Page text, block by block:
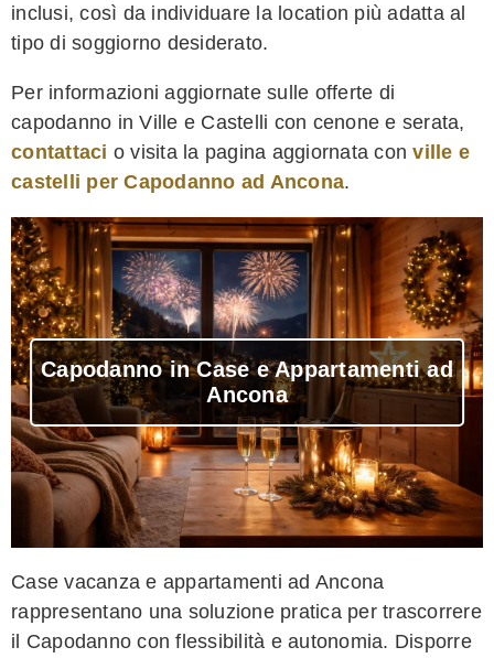
inclusi, così da individuare la location più adatta al
tipo di soggiorno desiderato.
Per informazioni aggiornate sulle offerte di
capodanno in Ville e Castelli con cenone e serata,
contattaci o visita la pagina aggiornata conville e
castelli per Capodanno ad Ancona.
Capodanno in Case e Appartamenti ad
Ancona
Case vacanza e appartamenti ad Ancona
rappresentano una soluzione pratica per trascorrere
il Capodanno con flessibilità e autonomia. Disporre